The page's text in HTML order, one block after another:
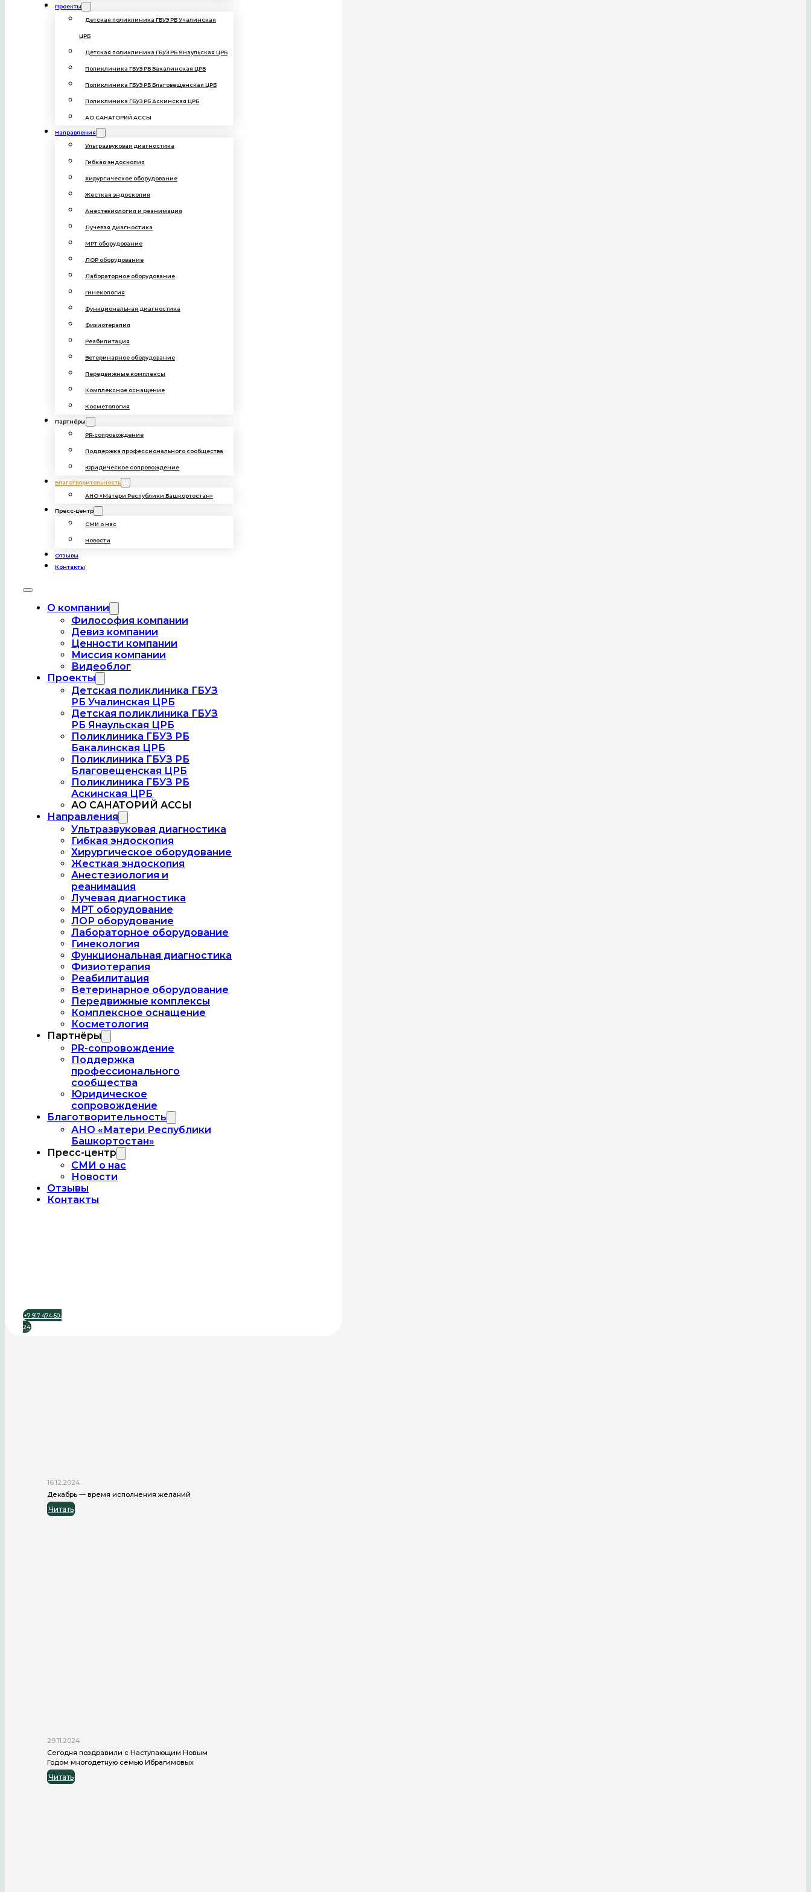
Проекты
Детская поликлиника ГБУЗ РБ Учалинская
ЦРБ
Детская поликлиника ГБУЗ РБ Янаульская ЦРБ
Поликлиника ГБУЗ РБ Бакалинская ЦРБ
Поликлиника ГБУЗ РБ Благовещенская ЦРБ
Поликлиника ГБУЗ РБ Аскинская ЦРБ
АО САНАТОРИЙ АССЫ
Направления
Ультразвуковая диагностика
Гибкая эндоскопия
Хирургическое оборудование
Жесткая эндоскопия
Анестезиология и реанимация
Лучевая диагностика
МРТ оборудование
ЛОР оборудование
Лабораторное оборудование
Гинекология
Функциональная диагностика
Физиотерапия
Реабилитация
Ветеринарное оборудование
Передвижные комплексы
Комплексное оснащение
Косметология
Партнёры
PR-сопровождение
Поддержка профессионального сообщества
Юридическое сопровождение
Благотворительность
АНО «Матери Республики Башкортостан»
Пресс-центр
СМИ о нас
Новости
Отзывы
Контакты
О компании
Философия компании
Девиз компании
Ценности компании
Миссия компании
Видеоблог
Проекты
Детская поликлиника ГБУЗ
РБ Учалинская ЦРБ
Детская поликлиника ГБУЗ
РБ Янаульская ЦРБ
Поликлиника ГБУЗ РБ
Бакалинская ЦРБ
Поликлиника ГБУЗ РБ
Благовещенская ЦРБ
Поликлиника ГБУЗ РБ
Аскинская ЦРБ
АО САНАТОРИЙ АССЫ
Направления
Ультразвуковая диагностика
Гибкая эндоскопия
Хирургическое оборудование
Жесткая эндоскопия
Анестезиология и
реанимация
Лучевая диагностика
МРТ оборудование
ЛОР оборудование
Лабораторное оборудование
Гинекология
Функциональная диагностика
Физиотерапия
Реабилитация
Ветеринарное оборудование
Передвижные комплексы
Комплексное оснащение
Косметология
Партнёры
PR-сопровождение
Поддержка
профессионального
сообщества
Юридическое
сопровождение
Благотворительность
АНО «Матери Республики
Башкортостан»
Пресс-центр
СМИ о нас
Новости
Отзывы
Контакты
+7 917 474-50-
24
Рождественская сказка для Ильназа
31.12.2024
27.12.2024
«Елка добра» с АНО «Матери Республики
Башкортостан»
Читать
27.12.2024
«Елка желаний» в Иглинском районе
Читать
25.12.2024
Новогодний утренник в Акбердинском доме
культуры
Читать
16.12.2024
Декабрь — время исполнения желаний
Читать
29.11.2024
Сегодня поздравили с Наступающим Новым
Годом многодетную семью Ибрагимовых
Читать